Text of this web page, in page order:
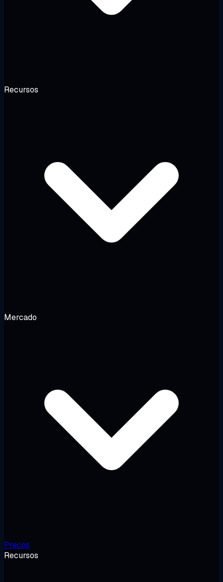
Recursos
Mercado
Preços
Recursos